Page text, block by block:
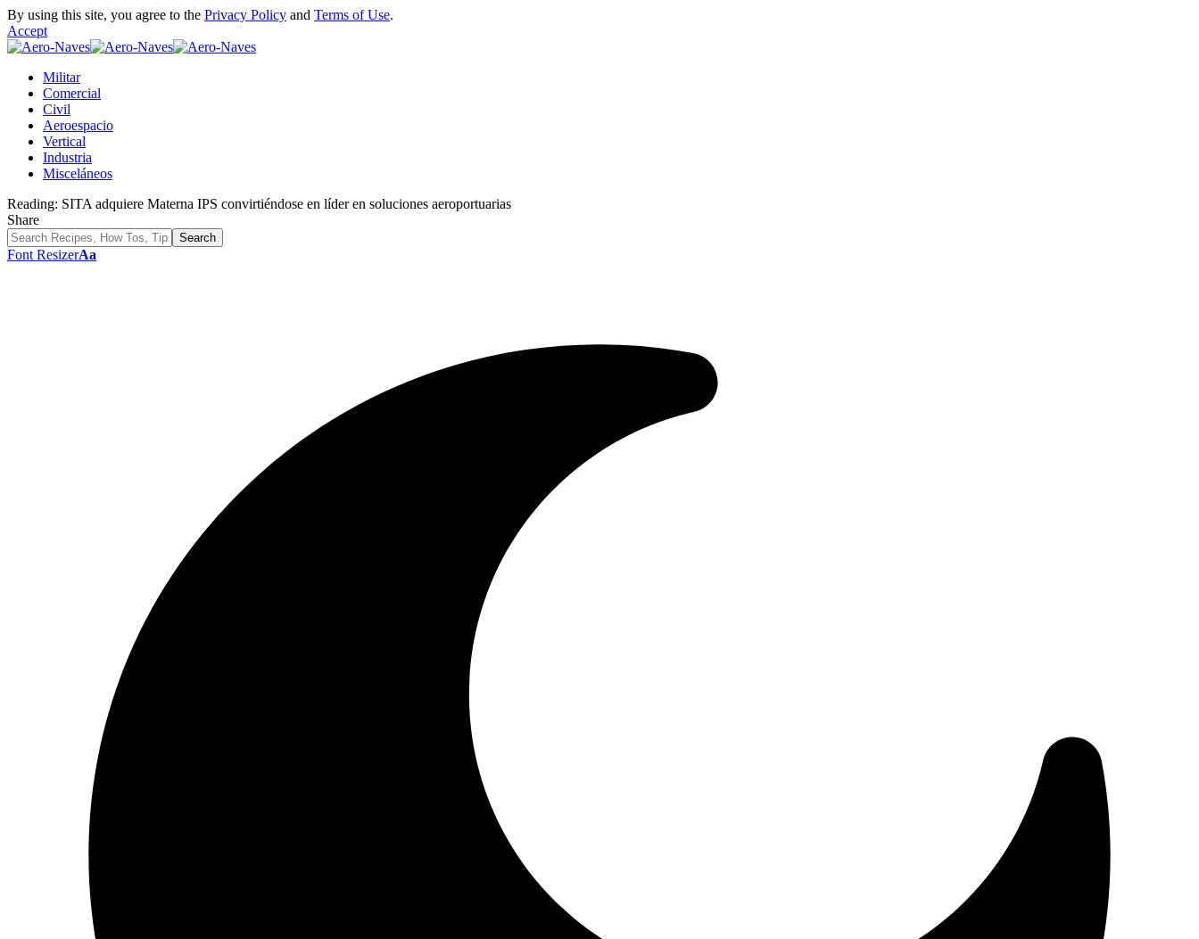
By using this site, you agree to the Privacy Policy and Terms of Use.
Accept
Militar
Comercial
Civil
Aeroespacio
Vertical
Industria
Misceláneos
Reading: SITA adquiere Materna IPS convirtiéndose en líder en soluciones aeroportuarias
Share
Font ResizerAa